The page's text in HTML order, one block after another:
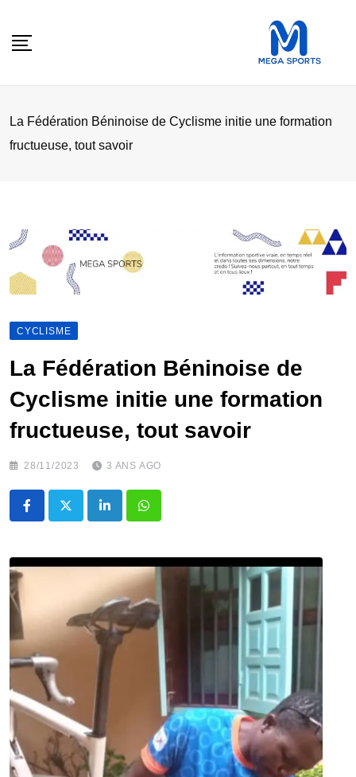
La Fédération Béninoise de Cyclisme initie une formation
fructueuse, tout savoir
CYCLISME
La Fédération Béninoise de
Cyclisme initie une formation
fructueuse, tout savoir
28/11/2023 3 ANS AGO
LinkedInWhatsapp